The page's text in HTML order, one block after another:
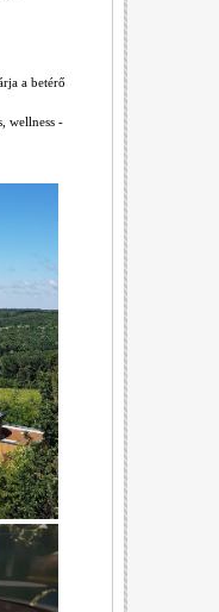
a betérő
wellness -